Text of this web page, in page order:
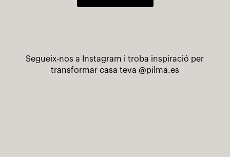
Segueix-nos a Instagram i troba inspiració per
transformar casa teva @pilma.es